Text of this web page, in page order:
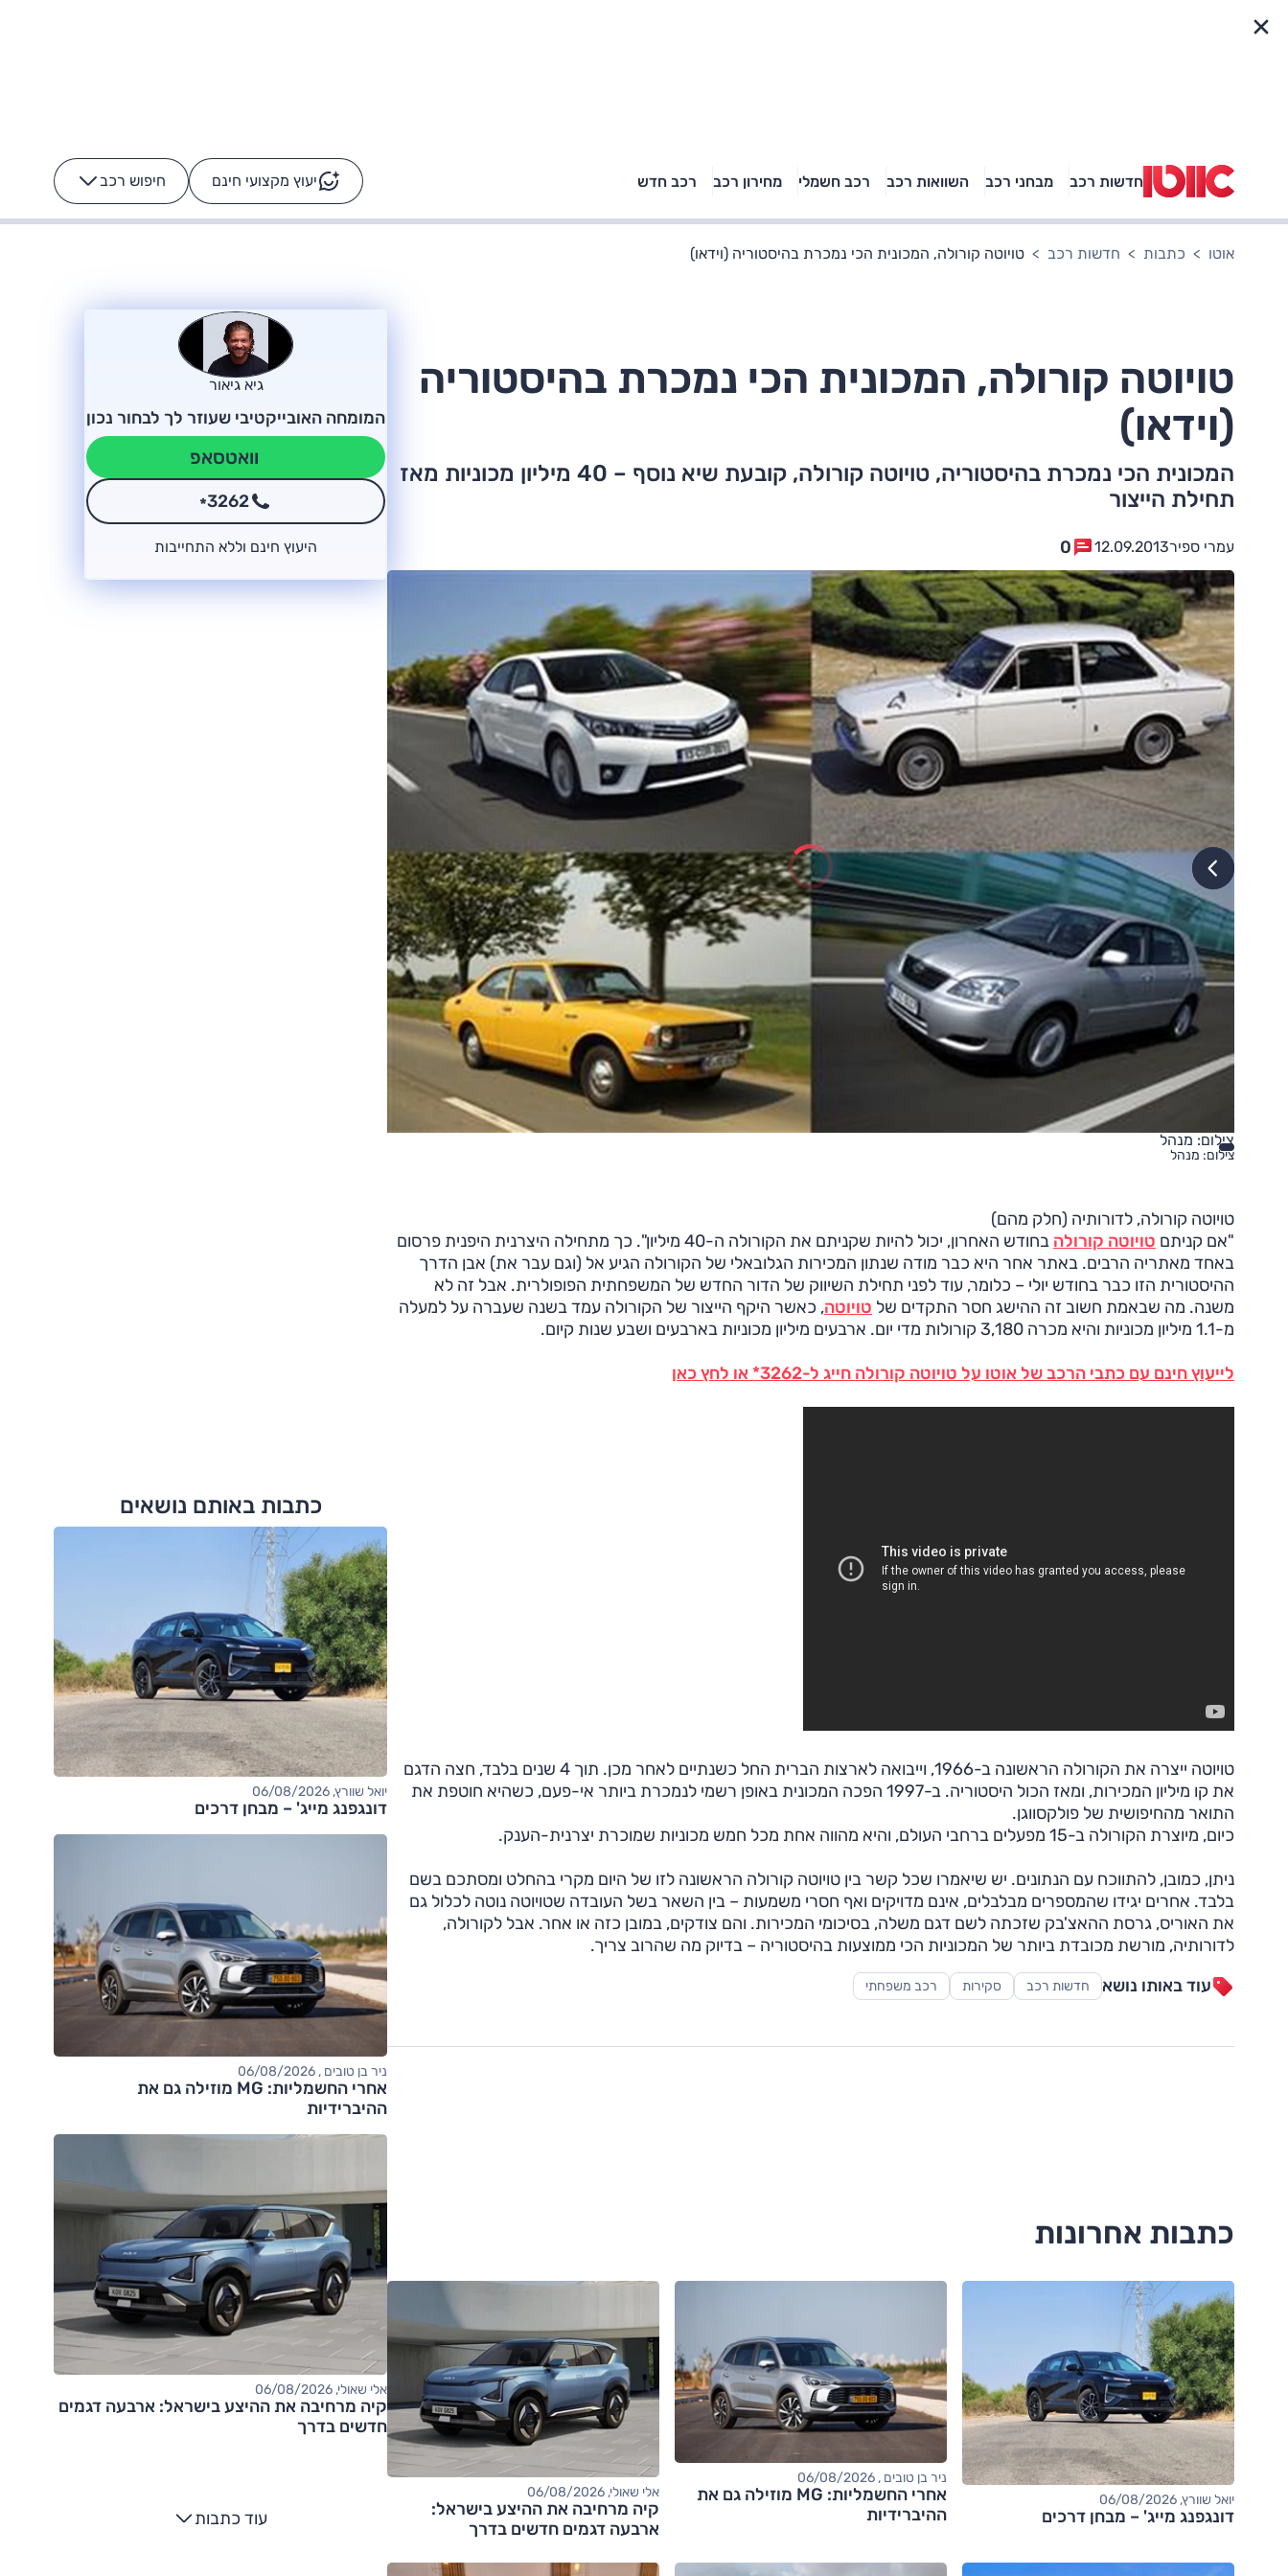
חדשות רכב מבחני רכב השוואות רכב רכב חשמלי מחירון רכב רכב חדש יעוץ מקצועי חינם חיפוש רכב -
באיזה רכב פנאי נוסעת
טויוטה ראב 4, קיה
ספורטאז' לונג ויונדאי
הנייר ועל הכביש
רכבי הסלבס: על מה נוסע
הרכב לא מתקלקל. המסך
כן
אוטו כתבות חדשות רכב טויוטה קורולה, המכונית הכי נמכרת בהיסטוריה (וידאו)
טויוטה קורולה, המכונית הכי נמכרת בהיסטוריה
(וידאו)
המכונית הכי נמכרת בהיסטוריה, טויוטה קורולה, קובעת שיא נוסף – 40 מיליון מכוניות מאז
תחילת הייצור
עמרי ספיר12.09.2013
0
צילום: מנהל
צילום: מנהל
טויוטה קורולה, לדורותיה (חלק מהם)
"אם קניתם טויוטה קורולה
בחודש האחרון, יכול להיות שקניתם את הקורולה ה-40 מיליון". כך מתחילה היצרנית היפנית פרסום
באחד מאתריה הרבים. באתר אחר היא כבר מודה שנתון המכירות הגלובאלי של הקורולה הגיע אל (וגם עבר את) אבן הדרך
ההיסטורית הזו כבר בחודש יולי – כלומר, עוד לפני תחילת השיווק של הדור החדש של המשפחתית הפופולרית. אבל זה לא
משנה. מה שבאמת חשוב זה ההישג חסר התקדים של טויוטה, כאשר היקף הייצור של הקורולה עמד בשנה שעברה על למעלה
מ-1.1 מיליון מכוניות והיא מכרה 3,180 קורולות מדי יום. ארבעים מיליון מכוניות בארבעים ושבע שנות קיום.
לייעוץ חינם עם כתבי הרכב של אוטו על טויוטה קורולה חייג ל-3262* או לחץ כאן
טויוטה ייצרה את הקורולה הראשונה ב-1966, וייבואה לארצות הברית החל כשנתיים לאחר מכן. תוך 4 שנים בלבד, חצה הדגם
את קו מיליון המכירות, ומאז הכול היסטוריה. ב-1997 הפכה המכונית באופן רשמי לנמכרת ביותר אי-פעם, כשהיא חוטפת את
התואר מהחיפושית של פולקסווגן.
כיום, מיוצרת הקורולה ב-15 מפעלים ברחבי העולם, והיא מהווה אחת מכל חמש מכוניות שמוכרת יצרנית-הענק.
ניתן, כמובן, להתווכח עם הנתונים. יש שיאמרו שכל קשר בין טויוטה קורולה הראשונה לזו של היום מקרי בהחלט ומסתכם בשם
בלבד. אחרים יגידו שהמספרים מבלבלים, אינם מדויקים ואף חסרי משמעות – בין השאר בשל העובדה שטויוטה נוטה לכלול גם
את האוריס, גרסת ההאצ'בק שזכתה לשם דגם משלה, בסיכומי המכירות. והם צודקים, במובן כזה או אחר. אבל לקורולה,
לדורותיה, מורשת מכובדת ביותר של המכוניות הכי ממוצעות בהיסטוריה – בדיוק מה שהרוב צריך.
עוד באותו נושא
חדשות רכב סקירות רכב משפחתי
כתבות אחרונות
יואל שוורץ, 06/08/2026
דונגפנג מייג' – מבחן דרכים
ניר בן טובים , 06/08/2026
אחרי החשמליות: MG מוזילה גם את
ההיברידיות
אלי שאולי, 06/08/2026
קיה מרחיבה את ההיצע בישראל:
ארבעה דגמים חדשים בדרך
גיא גיאור
המומחה האובייקטיבי שעוזר לך לבחור נכון
וואטסאפ
*3262
היעוץ חינם וללא התחייבות
כתבות באותם נושאים
יואל שוורץ, 06/08/2026
דונגפנג מייג' – מבחן דרכים
ניר בן טובים , 06/08/2026
אחרי החשמליות: MG מוזילה גם את
ההיברידיות
אלי שאולי, 06/08/2026
קיה מרחיבה את ההיצע בישראל: ארבעה דגמים
חדשים בדרך
עוד כתבות